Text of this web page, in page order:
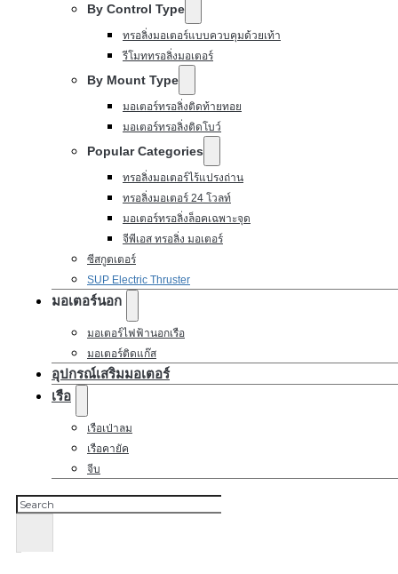
By Control Type
ทรอลิ่งมอเตอร์แบบควบคุมด้วยเท้า
รีโมททรอลิ่งมอเตอร์
By Mount Type
มอเตอร์ทรอลิ่งติดท้ายทอย
มอเตอร์ทรอลิ่งติดโบว์
Popular Categories
ทรอลิ่งมอเตอร์ไร้แปรงถ่าน
ทรอลิ่งมอเตอร์ 24 โวลท์
มอเตอร์ทรอลิ่งล็อคเฉพาะจุด
จีพีเอส ทรอลิ่ง มอเตอร์
ซีสกูตเตอร์
SUP Electric Thruster
มอเตอร์นอก
มอเตอร์ไฟฟ้านอกเรือ
มอเตอร์ติดแก๊ส
อุปกรณ์เสริมมอเตอร์
เรือ
เรือเป่าลม
เรือคายัค
จีบ
ค้นหา